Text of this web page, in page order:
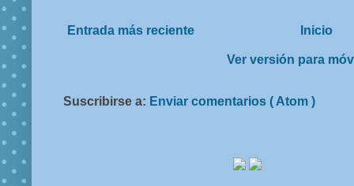
Entrada más reciente Inicio
Ver versión para
Suscribirse a: Enviar comentarios ( Atom )